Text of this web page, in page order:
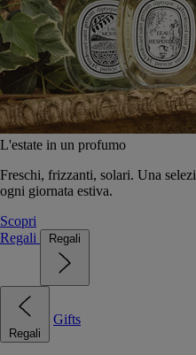
L'estate in un profumo
Freschi, frizzanti, solari. Una
ogni giornata estiva.
Scopri
Regali
Regali
Regali
Gifts